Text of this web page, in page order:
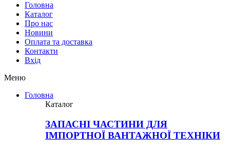
Головна
Каталог
Про нас
Новини
Оплата та доставка
Контакти
Вхiд
Меню
Головна
Каталог
ЗАПАСНІ ЧАСТИНИ ДЛЯ
ІМПОРТНОЇ ВАНТАЖНОЇ ТЕХНІКИ